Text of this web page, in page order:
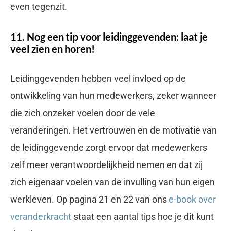
even tegenzit.
11. Nog een tip voor leidinggevenden: laat je
veel zien en horen!
Leidinggevenden hebben veel invloed op de
ontwikkeling van hun medewerkers, zeker wanneer
die zich onzeker voelen door de vele
veranderingen. Het vertrouwen en de motivatie van
de leidinggevende zorgt ervoor dat medewerkers
zelf meer verantwoordelijkheid nemen en dat zij
zich eigenaar voelen van de invulling van hun eigen
werkleven. Op pagina 21 en 22 van onse-book over
veranderkracht staat een aantal tips hoe je dit kunt